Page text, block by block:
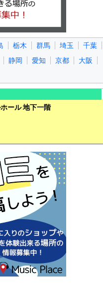
栃木 群馬 埼玉
千葉
静岡 愛知 京都
大阪
ール 地下一階